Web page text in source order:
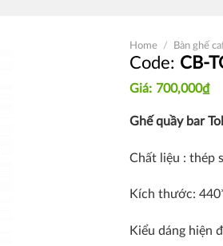
Home / Bàn ghế
CB-
700,000₫
Ghế quầy bar
Chất liệu : thép
Kích thước:
Kiểu dáng hiện